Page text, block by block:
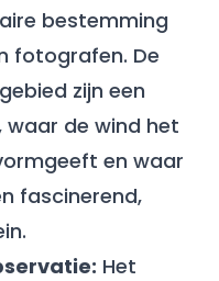
bestemming
fotografen. De
zijn een
waar de wind het
en waar
fascinerend,
Het